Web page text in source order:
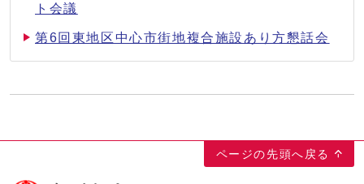
ト会議
第6回東地区中心市街地複合施設あり方懇話会
ページの先頭へ戻る